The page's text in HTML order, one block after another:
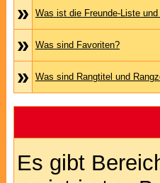
» Was ist die Freunde-Liste
» Was sind Favoriten?
» Was sind Rangtitel und
Es gibt